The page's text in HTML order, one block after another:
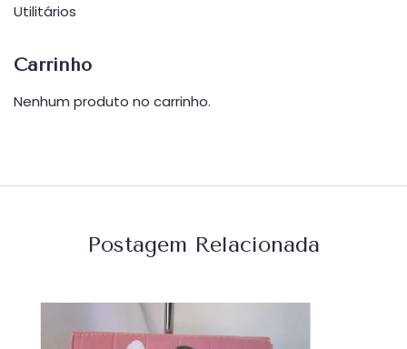
Utilitários
Carrinho
Nenhum produto no carrinho.
Postagem Relacionada